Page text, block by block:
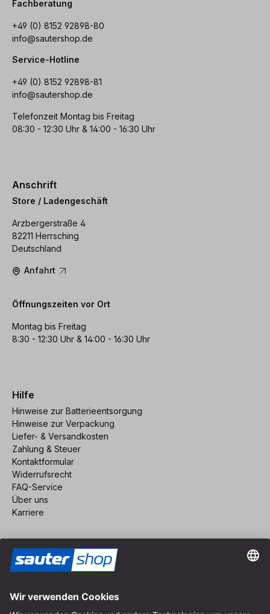
Fachberatung
+49 (0) 8152 92898-80
info@sautershop.de
Service-Hotline
+49 (0) 8152 92898-81
info@sautershop.de
Telefonzeit Montag bis Freitag
08:30 - 12:30 Uhr & 14:00 - 16:30 Uhr
Anschrift
Store / Ladengeschäft
Arzbergerstraße 4
82211 Herrsching
Deutschland
Anfahrt
Öffnungszeiten vor Ort
Montag bis Freitag
8:30 - 12:30 Uhr & 14:00 - 16:30 Uhr
Hilfe
Hinweise zur Batterieentsorgung
Hinweise zur Verpackung
Liefer- & Versandkosten
Zahlung & Steuer
Kontaktformular
Widerrufsrecht
FAQ-Service
Über uns
Karriere